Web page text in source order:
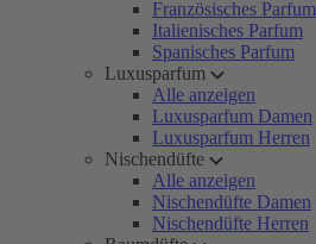
Französisches Parfum
Italienisches Parfum
Spanisches Parfum
Luxusparfum
Alle anzeigen
Luxusparfum Damen
Luxusparfum Herren
Nischendüfte
Alle anzeigen
Nischendüfte Damen
Nischendüfte Herren